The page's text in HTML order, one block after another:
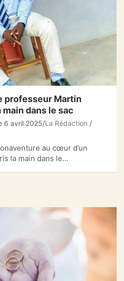
professeur Martin
dans le sac
6 avril 2025 La Rédaction
au cœur d’un
la main dans le…